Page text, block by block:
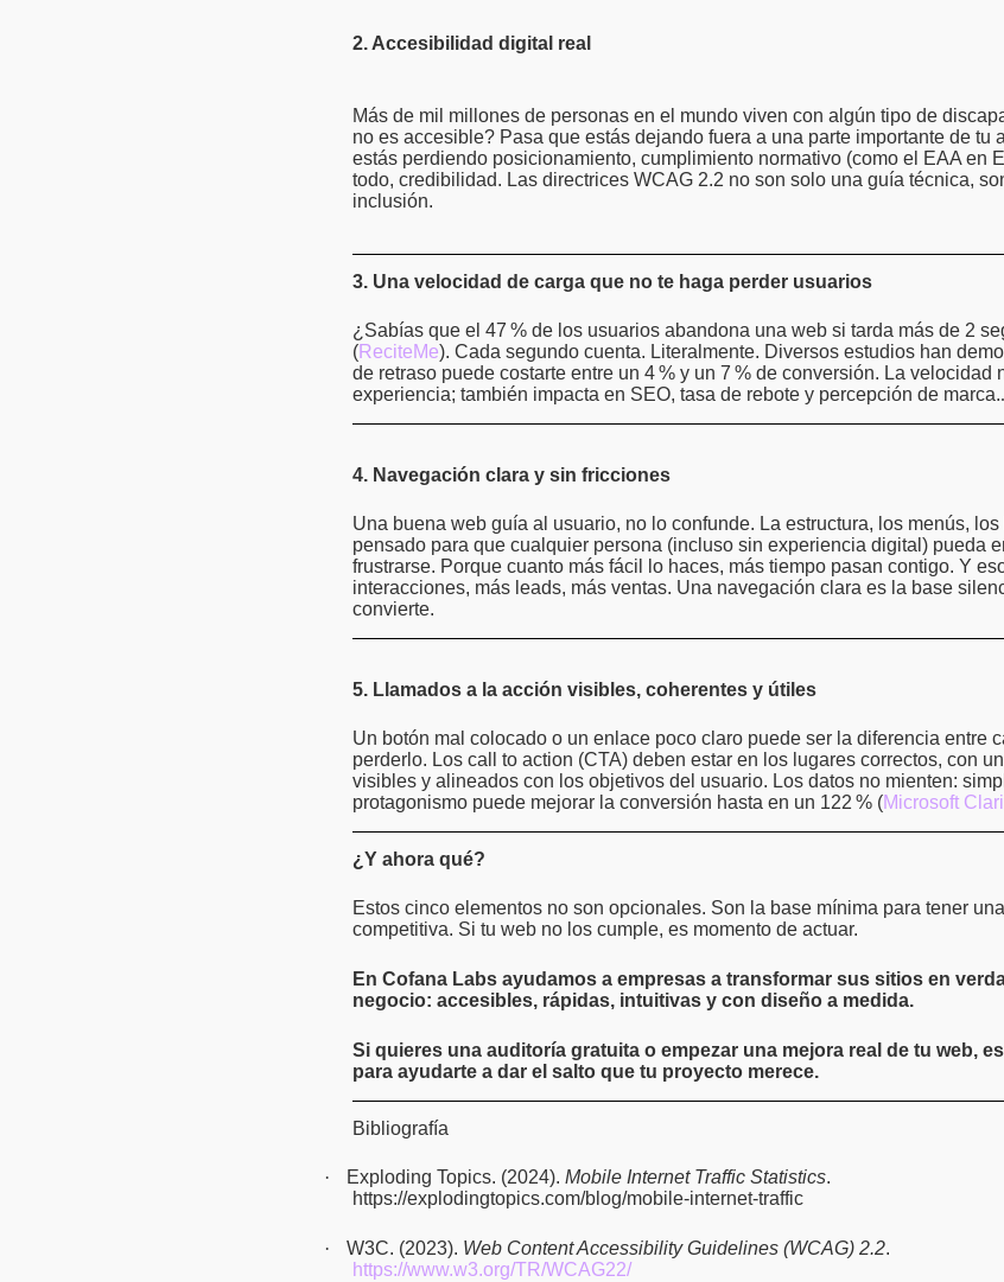
2. Accesibilidad digital real
Más de mil millones de personas en el mundo viven con algún tipo de
no es accesible? Pasa que estás dejando fuera a una parte importante de tu
estás perdiendo posicionamiento, cumplimiento normativo (como el EAA en
todo, credibilidad. Las directrices WCAG 2.2 no son solo una guía técnica,
inclusión.
3. Una velocidad de carga que no te haga perder usuarios
¿Sabías que el 47 % de los usuarios abandona una web si tarda más de 2
(ReciteMe). Cada segundo cuenta. Literalmente. Diversos estudios han
de retraso puede costarte entre un 4% y un 7 % de conversión. La velocidad
experiencia; también impacta en SEO, tasa de rebote y percepción de marca..
4. Navegación clara y sin fricciones
Una buena web guía al usuario, no lo confunde. La estructura, los menús,
pensado para que cualquier persona (incluso sin experiencia digital) pueda
frustrarse. Porque cuanto más fácil lo haces, más tiempo pasan contigo. Y
interacciones, más leads, más ventas. Una navegación clara es la base
convierte.
5. Llamados a la acción visibles, coherentes y útiles
Un botón mal colocado o un enlace poco claro puede ser la diferencia entre
perderlo. Los call to action (CTA) deben estar en los lugares correctos, con
visibles y alineados con los objetivos del usuario. Los datos no mienten:
protagonismo puede mejorar la conversión hasta en un 122 % (Microsoft
¿Y ahora qué?
Estos cinco elementos no son opcionales. Son la base mínima para tener
competitiva. Si tu web no los cumple, es momento de actuar.
En Cofana Labs ayudamos a empresas a transformar sus sitios en
negocio: accesibles, rápidas, intuitivas y con diseño a medida.
Si quieres una auditoría gratuita o empezar una mejora real de tu web,
para ayudarte a dar el salto que tu proyecto merece.
Bibliografía
· Exploding Topics. (2024). Mobile Internet Traffic Statistics.
https://explodingtopics.com/blog/mobile-internet-traffic
· W3C. (2023). Web Content Accessibility Guidelines (WCAG) 2.2.
https://www.w3.org/TR/WCAG22/